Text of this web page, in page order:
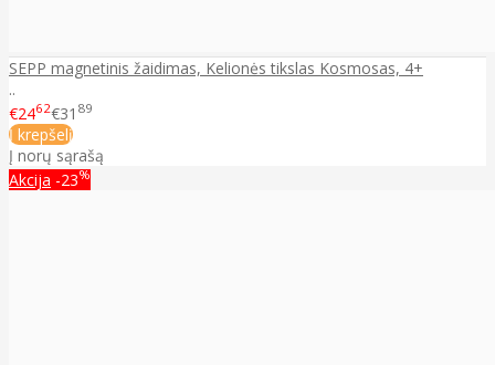
SEPP magnetinis žaidimas, Kelionės tikslas Kosmosas, 4+
..
€2462€31 89
Į krepšelį
Į norų sąrašą
Akcija -23%